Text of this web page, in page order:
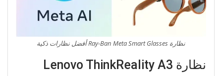
نظارة Ray-Ban Meta Smart Glasses أفضل نظارات ذكية
نظارة Lenovo ThinkReality A3